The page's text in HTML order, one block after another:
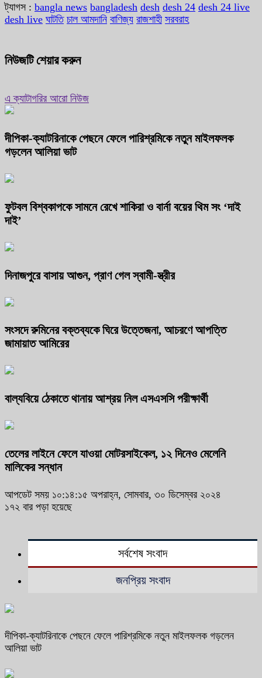
ট্যাগস : bangla news bangladesh desh desh 24 desh 24 live
desh live ঘাটতি চাল আমদানি বাণিজ্য রাজশাহী সরবরাহ
নিউজটি শেয়ার করুন
এ ক্যাটাগরির আরো নিউজ
দীপিকা-ক্যাটরিনাকে পেছনে ফেলে পারিশ্রমিকে নতুন মাইলফলক
গড়লেন আলিয়া ভাট
ফুটবল বিশ্বকাপকে সামনে রেখে শাকিরা ও বার্না বয়ের থিম সং ‘দাই
দাই’
দিনাজপুরে বাসায় আগুন, প্রাণ গেল স্বামী-স্ত্রীর
সংসদে রুমিনের বক্তব্যকে ঘিরে উত্তেজনা, আচরণে আপত্তি
জামায়াত আমিরের
বাল্যবিয়ে ঠেকাতে থানায় আশ্রয় নিল এসএসসি পরীক্ষার্থী
তেলের লাইনে ফেলে যাওয়া মোটরসাইকেল, ১২ দিনেও মেলেনি
মালিকের সন্ধান
আপডেট সময় ১০:১৪:১৫ অপরাহ্ন, সোমবার, ৩০ ডিসেম্বর ২০২৪
১৭২ বার পড়া হয়েছে
সর্বশেষ সংবাদ
জনপ্রিয় সংবাদ
দীপিকা-ক্যাটরিনাকে পেছনে ফেলে পারিশ্রমিকে নতুন মাইলফলক গড়লেন
আলিয়া ভাট